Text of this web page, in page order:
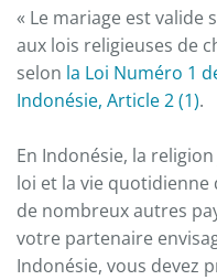
« Le mariage est
aux lois religieuses de
selon la Loi Numéro 1
Indonésie, Article 2 (1).
En Indonésie, la
loi et la vie
de nombreux autres
votre partenaire
Indonésie, vous devez